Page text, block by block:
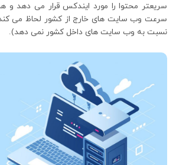
سریعتر محتوا را مورد ایندکس قرار می دهد و
سرعت وب سایت های خارج از کشور لحاظ می
نسبت به وب سایت های داخل کشور نمی دهد).